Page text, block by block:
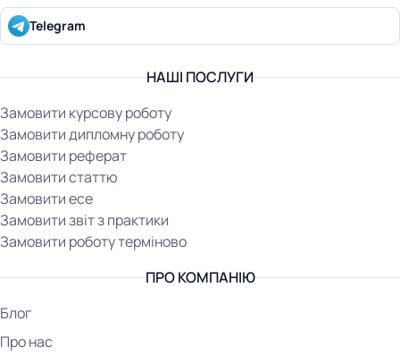
НАШІ ПОСЛУГИ
Замовити курсову роботу
Замовити дипломну роботу
Замовити реферат
Замовити статтю
Замовити есе
Замовити звіт з практики
Замовити роботу терміново
ПРО КОМПАНІЮ
Блог
Про нас
Telegram